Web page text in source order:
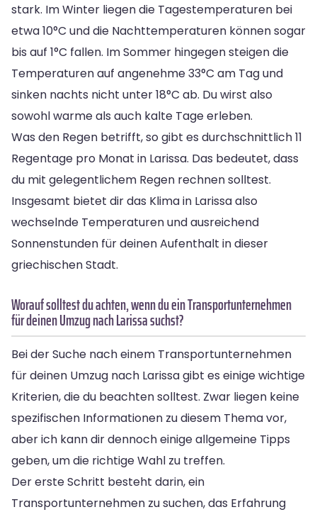
stark. Im Winter liegen die Tagestemperaturen bei
etwa 10°C und die Nachttemperaturen können sogar
bis auf 1°C fallen. Im Sommer hingegen steigen die
Temperaturen auf angenehme 33°C am Tag und
sinken nachts nicht unter 18°C ab. Du wirst also
sowohl warme als auch kalte Tage erleben.
Was den Regen betrifft, so gibt es durchschnittlich 11
Regentage pro Monat in Larissa. Das bedeutet, dass
du mit gelegentlichem Regen rechnen solltest.
Insgesamt bietet dir das Klima in Larissa also
wechselnde Temperaturen und ausreichend
Sonnenstunden für deinen Aufenthalt in dieser
griechischen Stadt.
Worauf solltest du achten, wenn du ein Transportunternehmen
für deinen Umzug nach Larissa suchst?
Bei der Suche nach einem Transportunternehmen
für deinen Umzug nach Larissa gibt es einige wichtige
Kriterien, die du beachten solltest. Zwar liegen keine
spezifischen Informationen zu diesem Thema vor,
aber ich kann dir dennoch einige allgemeine Tipps
geben, um die richtige Wahl zu treffen.
Der erste Schritt besteht darin, ein
Transportunternehmen zu suchen, das Erfahrung